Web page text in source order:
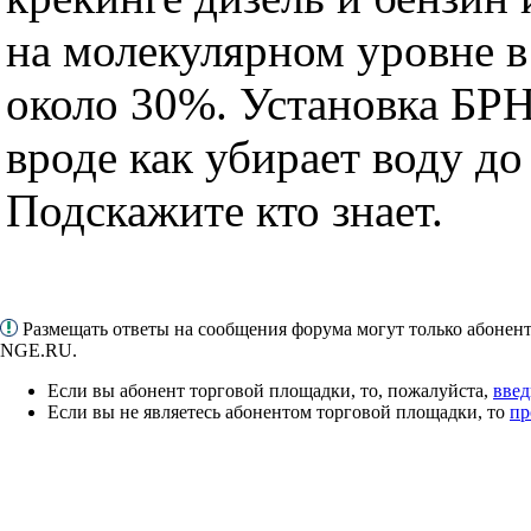
на молекулярном уровне
около 30%. Установка
вроде как убирает воду
Подскажите кто знает.
Размещать ответы на сообщения форума могут только
NGE.RU.
Если вы абонент торговой площадки, то, пожалуйста,
Если вы не являетесь абонентом торговой площадки, то